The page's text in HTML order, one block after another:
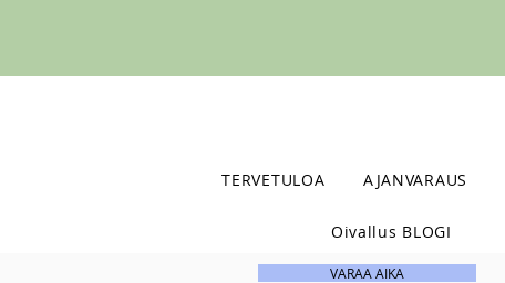
TERVETULOA AJANVARAUS
Oivallus BLOGI
VARAA AIKA